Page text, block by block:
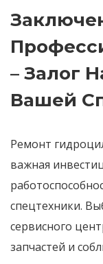
– Залог
Вашей
Ремонт
важная
спецтехники.
сервисного
запчастей и